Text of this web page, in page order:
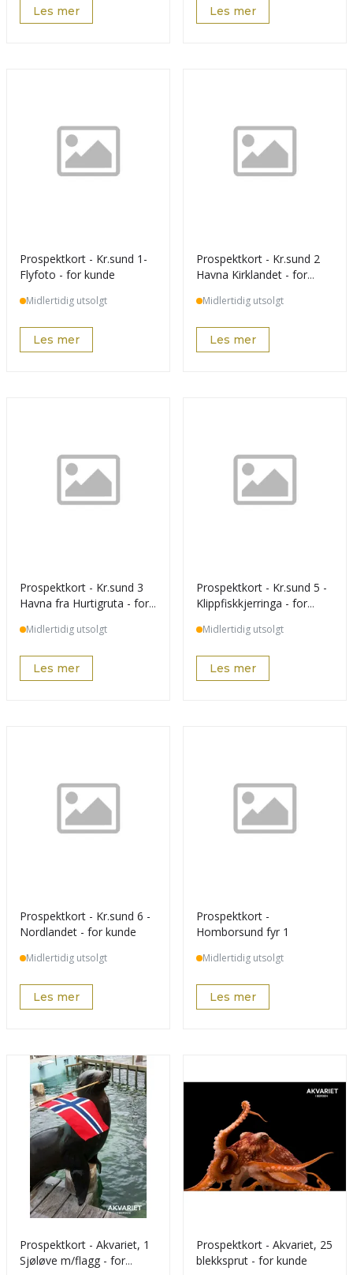
Les mer Les mer
Prospektkort - Kr.sund 1-
Flyfoto - for kunde
Midlertidig utsolgt
Les mer
Prospektkort - Kr.sund 2
Havna Kirklandet - for
Midlertidig utsolgt
Les mer
Prospektkort - Kr.sund 3
Havna fra Hurtigruta - for
Midlertidig utsolgt
Les mer
Prospektkort - Kr.sund 5 -
Klippfiskkjerringa - for
Midlertidig utsolgt
Les mer
Prospektkort - Kr.sund 6 -
Nordlandet - for kunde
Midlertidig utsolgt
Les mer
Prospektkort -
Homborsund fyr 1
Midlertidig utsolgt
Les mer
Prospektkort - Akvariet, 1
Sjøløve m/flagg - for
Prospektkort - Akvariet, 25
blekksprut - for kunde